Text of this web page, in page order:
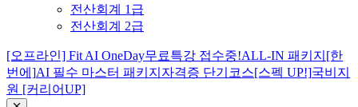
전산회계 1급
전산회계 2급
[오프라인] Fit AI OneDay무료특강 접수중!ALL-IN 패키지[한
번에]AI 필수 마스터 패키지 자격증 단기코스[스펙 UP!]국비지
원 [커리어UP]